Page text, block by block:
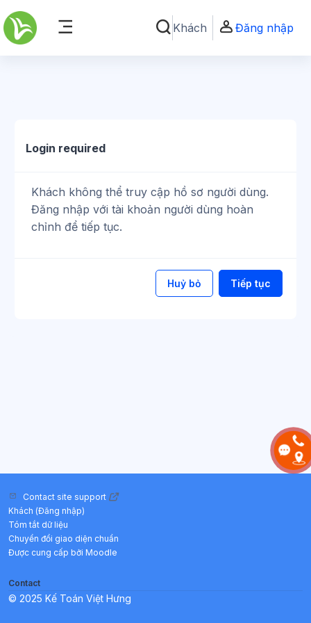
Chuyển tới nội dung chính
Bảng điều khiển cạnh
Chuyển đổi chọn tìm kiếm
Khách Đăng nhập
Login required
Khách không thể truy cập hồ sơ người dùng.
Đăng nhập với tài khoản người dùng hoàn
chỉnh để tiếp tục.
Huỷ bỏ Tiếp tục
Contact site support
Khách (Đăng nhập)
Tóm tắt dữ liệu
Chuyển đổi giao diện chuẩn
Được cung cấp bởi Moodle
Contact
© 2025 Kế Toán Việt Hưng